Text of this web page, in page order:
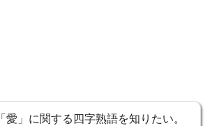
「愛」に関する四字熟語を知りたい。